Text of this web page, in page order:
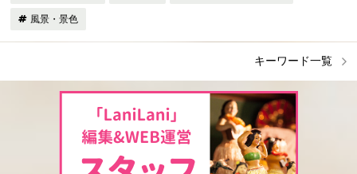
風景・景色
キーワード一覧